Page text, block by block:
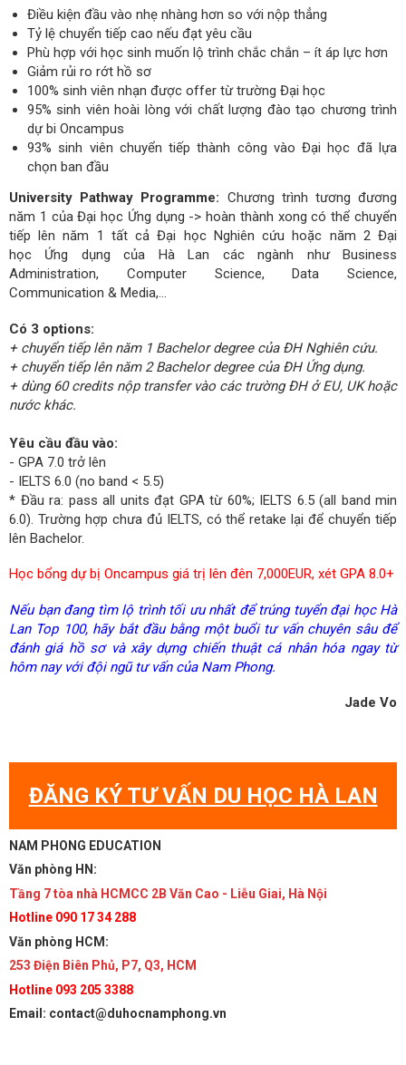
Điều kiện đầu vào nhẹ nhàng hơn so với nộp thẳng
Tỷ lệ chuyển tiếp cao nếu đạt yêu cầu
Phù hợp với học sinh muốn lộ trình chắc chắn – ít áp lực hơn
Giảm rủi ro rớt hồ sơ
100% sinh viên nhạn được offer từ trường Đại học
95% sinh viên hoài lòng với chất lượng đào tạo chương trình
dự bi Oncampus
93% sinh viên chuyển tiếp thành công vào Đại học đã lựa
chọn ban đầu
University Pathway Programme: Chương trình tương đương
năm 1 của Đại học Ứng dụng -> hoàn thành xong có thể chuyển
tiếp lên năm 1 tất cả Đại học Nghiên cứu hoặc năm 2 Đại
học Ứng dụng của Hà Lan các ngành như Business
Administration, Computer Science, Data Science,
Communication & Media,...
Có 3 options:
+ chuyển tiếp lên năm 1 Bachelor degree của ĐH Nghiên cứu.
+ chuyển tiếp lên năm 2 Bachelor degree của ĐH Ứng dụng.
+ dùng 60 credits nộp transfer vào các trường ĐH ở EU, UK hoặc
nước khác.
Yêu cầu đầu vào:
- GPA 7.0 trở lên
- IELTS 6.0 (no band < 5.5)
* Đầu ra: pass all units đạt GPA từ 60%; IELTS 6.5 (all band min
6.0). Trường hợp chưa đủ IELTS, có thể retake lại để chuyển tiếp
lên Bachelor.
Học bổng dự bị Oncampus giá trị lên đên 7,000EUR, xét GPA 8.0+
Nếu bạn đang tìm lộ trình tối ưu nhất để trúng tuyển đại học Hà
Lan Top 100, hãy bắt đầu bằng một buổi tư vấn chuyên sâu để
đánh giá hồ sơ và xây dựng chiến thuật cá nhân hóa ngay từ
hôm nay với đội ngũ tư vấn của Nam Phong.
Jade Vo
ĐĂNG KÝ TƯ VẤN DU HỌC HÀ LAN
NAM PHONG EDUCATION
Văn phòng HN:
Tầng 7 tòa nhà HCMCC 2B Văn Cao - Liễu Giai, Hà Nội
Hotline 090 17 34 288
Văn phòng HCM:
253 Điện Biên Phủ, P7, Q3, HCM
Hotline 093 205 3388
Email: contact@duhocnamphong.vn